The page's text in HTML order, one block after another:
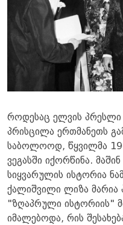
როდესაც ელვის პრესლი
პრისცილა ერთმანეთს
საბოლოოდ, წყვილმა
ვეგასში იქორწინა.
სიყვარულის ისტორია
ქალიშვილი ლიზა მარია
"ზღაპრული ისტორიის"
იმალებოდა, რის